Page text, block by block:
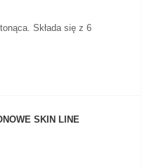
Składa się z 6
SKIN LINE